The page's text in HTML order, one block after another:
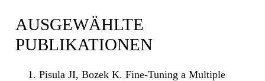
AUSGEWÄHLTE
PUBLIKATIONEN
Pisula JI, Bozek K. Fine-Tuning a Multiple